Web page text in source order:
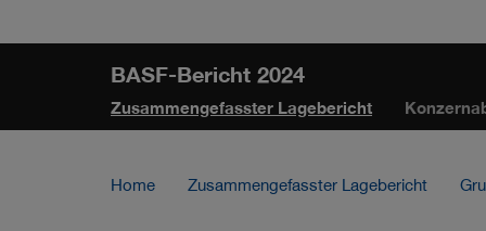
BASF-Bericht 2024
Zusammengefasster Lagebericht
Home Zusammengefasster Lagebericht